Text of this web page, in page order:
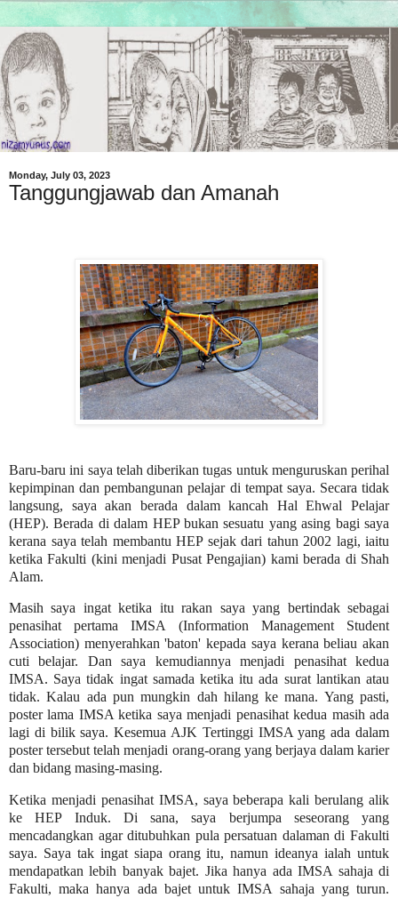
Monday, July 03, 2023
Tanggungjawab dan Amanah
Baru-baru ini saya telah diberikan tugas untuk menguruskan perihal
kepimpinan dan pembangunan pelajar di tempat saya. Secara tidak
langsung, saya akan berada dalam kancah Hal Ehwal Pelajar
(HEP). Berada di dalam HEP bukan sesuatu yang asing bagi saya
kerana saya telah membantu HEP sejak dari tahun 2002 lagi, iaitu
ketika Fakulti (kini menjadi Pusat Pengajian) kami berada di Shah
Alam.
Masih saya ingat ketika itu rakan saya yang bertindak sebagai
penasihat pertama IMSA (Information Management Student
Association) menyerahkan 'baton' kepada saya kerana beliau akan
cuti belajar. Dan saya kemudiannya menjadi penasihat kedua
IMSA. Saya tidak ingat samada ketika itu ada surat lantikan atau
tidak. Kalau ada pun mungkin dah hilang ke mana. Yang pasti,
poster lama IMSA ketika saya menjadi penasihat kedua masih ada
lagi di bilik saya. Kesemua AJK Tertinggi IMSA yang ada dalam
poster tersebut telah menjadi orang-orang yang berjaya dalam karier
dan bidang masing-masing.
Ketika menjadi penasihat IMSA, saya beberapa kali berulang alik
ke HEP Induk. Di sana, saya berjumpa seseorang yang
mencadangkan agar ditubuhkan pula persatuan dalaman di Fakulti
saya. Saya tak ingat siapa orang itu, namun ideanya ialah untuk
mendapatkan lebih banyak bajet. Jika hanya ada IMSA sahaja di
Fakulti, maka hanya ada bajet untuk IMSA sahaja yang turun.